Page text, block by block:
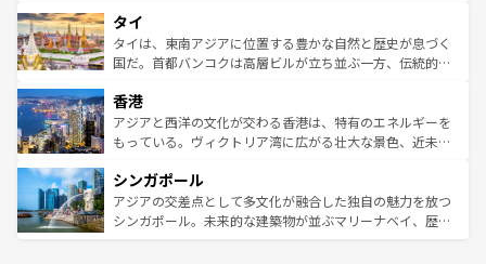
リティに包まれながら、韓国の多彩な魅力を心ゆくまで味
わってみてほしい。 なお、新着の韓国情報はコンテンツ一
覧を参照してほしい。
急速な発展と共に伝統が息づく。ハノイの古い町並みやホ
ーチミン市のフランス統治時代の建物も、独特の雰囲気を
醸し出している。また、バラエティの豊かさとおいしさで
とつ。フォーやバインミー、ベトナムコーヒーなどは、ぜ
ひ現地で味わいたい。どの地域を訪れてもあたたかい人々
が旅行者を迎えてくれるので、きっと忘れられない旅にな
参照してほしい。
タイ
タイは、東南アジアに位置する豊かな自然と歴史が息づく
国だ。首都バンコクは高層ビルが立ち並ぶ一方、伝統的な
の活気が交差している。北部ではチェンマイなどの山岳地
帯で自然と触れ合い、南部ではプーケットやクラビの美し
いビーチでリゾート気分を楽しむことができる。タイ料理
激する。気候は一年中温暖で、どの季節にも異なる楽しみ
が待っている。親しみやすいタイの人々、仏教を中心とし
た文化、そして多様な観光資源が、訪れる旅人を魅了し続
香港
アジアと西洋の文化が交わる香港は、特有のエネルギーを
もっている。ヴィクトリア湾に広がる壮大な景色、近未来
み、どこを訪れても感動するはず。観光スポットが密集し
ており、効率よく見どころを回れるのも魅力。息をのむよ
うな絶景から文化的な体験まで、香港を存分に楽しみ尽く
シンガポール
アジアの交差点として多文化が融合した独自の魅力を放つ
シンガポール。未来的な建築物が並ぶマリーナベイ、歴史